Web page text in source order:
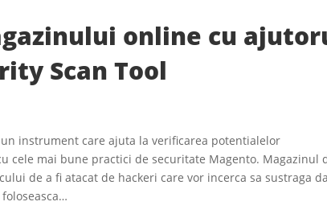
online cu
Scan Tool
un instrument care ajuta la verificarea potentialelor
cele mai bune practici de securitate Magento. Magazinul
de a fi atacat de hackeri care vor incerca sa sustraga